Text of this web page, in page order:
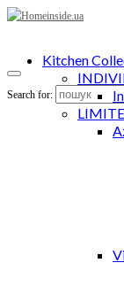
Search for:
Kitchen